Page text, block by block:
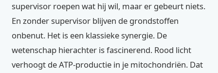
supervisor roepen wat hij wil, maar er gebeurt niets.
En zonder supervisor blijven de grondstoffen
onbenut. Het is een klassieke synergie. De
wetenschap hierachter is fascinerend. Rood licht
verhoogt de ATP-productie in je mitochondriën. Dat